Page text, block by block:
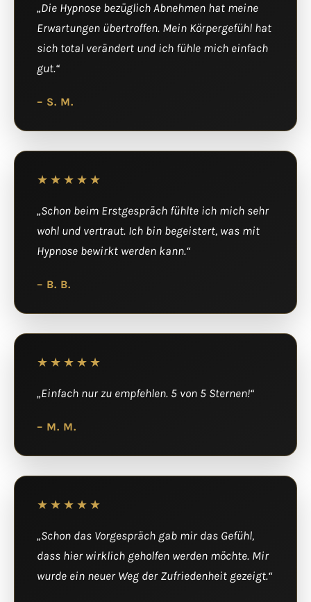
„Die Hypnose bezüglich Abnehmen hat meine
Erwartungen übertroffen. Mein Körpergefühl hat
sich total verändert und ich fühle mich einfach
gut.“
– S. M.
★★★★★
„Schon beim Erstgespräch fühlte ich mich sehr
wohl und vertraut. Ich bin begeistert, was mit
Hypnose bewirkt werden kann.“
– B. B.
★★★★★
„Einfach nur zu empfehlen. 5 von 5 Sternen!“
– M. M.
★★★★★
„Schon das Vorgespräch gab mir das Gefühl,
dass hier wirklich geholfen werden möchte. Mir
wurde ein neuer Weg der Zufriedenheit gezeigt.“